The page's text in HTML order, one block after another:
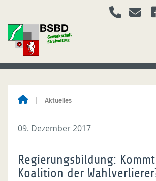
Aktuelles
09. Dezember 2017
Regierungsbildung:
Koalition der